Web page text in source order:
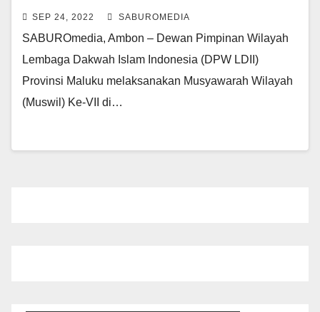
SEP 24, 2022 SABUROMEDIA
SABUROmedia, Ambon – Dewan Pimpinan Wilayah
Lembaga Dakwah Islam Indonesia (DPW LDII)
Provinsi Maluku melaksanakan Musyawarah Wilayah
(Muswil) Ke-VII di…